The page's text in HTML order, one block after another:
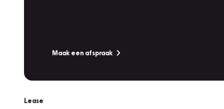
Maak een afspraak
Lease